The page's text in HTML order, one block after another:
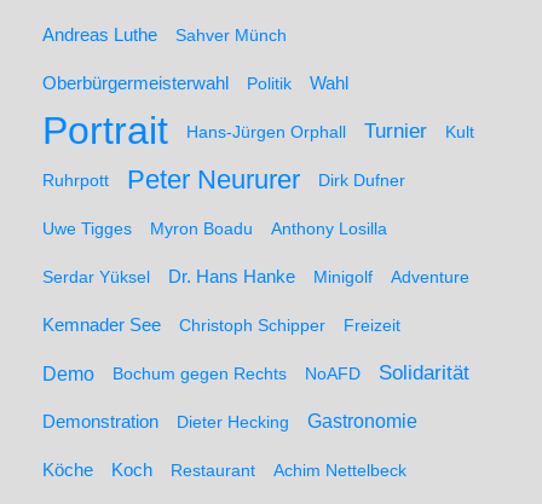
Andreas Luthe Sahver Münch
Oberbürgermeisterwahl Politik Wahl
Portrait Hans-Jürgen Orphall Turnier Kult
Ruhrpott Peter Neururer Dirk Dufner
Uwe Tigges Myron Boadu Anthony Losilla
Serdar Yüksel Dr. Hans Hanke Minigolf Adventure
Kemnader See Christoph Schipper Freizeit
Demo Bochum gegen Rechts NoAFD Solidarität
Demonstration Dieter Hecking Gastronomie
Köche Koch Restaurant Achim Nettelbeck